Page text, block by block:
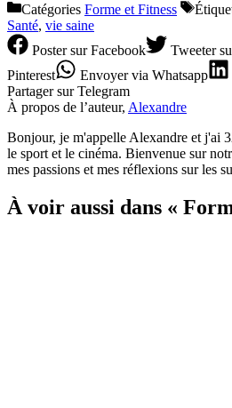
Catégories Forme et Fitness
Santé, vie saine
Postersur Facebook Tweeter
Pinterest
Envoyervia Whatsapp
Partagersur Telegram
À propos de l’auteur, Alexandre
Bonjour, je m'appelle Alexandre et j'ai
le sport et le cinéma. Bienvenue sur
mes passions et mes réflexions sur les
À voir aussi dans «